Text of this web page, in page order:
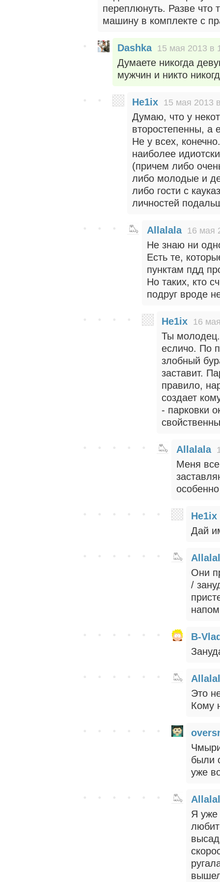
переплюнуть. Разве что
машину в комплекте с
Dashka 15 мая 2013 в
Думаете никогда
мужчин и никто
He1ix 15 мая 2013
Думаю, что у
второстепенны, а
Не у всех,
наиболее
(причем либо
либо молодые и
либо гости с
личностей
Allalala 16 мая
Не знаю ни
Есть те,
пунктам пдд
Но таких, кто
подруг вроде
He1ix 16
Ты
есличо. По
злобный
заставит.
правило,
создает
- парковки
Allalala
Меня
He1ix
Дай
Они
/
B-
Это
Кому
были
уже
Я уже